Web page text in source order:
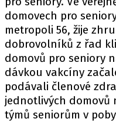
domovech pro
metropoli 56, žije
dobrovolníků z řad
domovů pro seniory
dávkou vakcíny
podávali členové
jednotlivých domovů
týmů seniorům v